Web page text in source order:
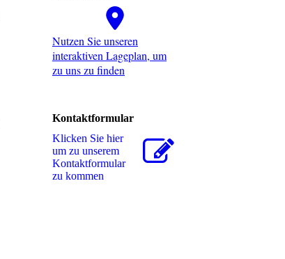
Nutzen Sie unseren
interaktiven La­ge­plan, um
zu uns zu finden
Kontaktformular
Klicken Sie hier
um zu unserem
Kon­takt­for­mu­lar
zu kommen